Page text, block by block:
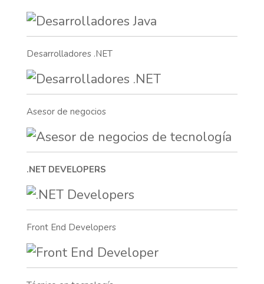
Desarrolladores .NET
Asesor de negocios
.NET DEVELOPERS
Front End Developers